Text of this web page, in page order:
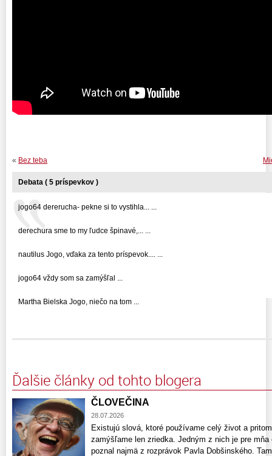
« Bez teba
Debata ( 5 príspevkov )
jogo64 dererucha- pekne si to vystihla... ...
derechura sme to my ľudce špinavé,... ...
nautilus Jogo, vďaka za tento príspevok.... ...
jogo64 vždy som sa zamýšľal ...
Martha Bielska Jogo, niečo na tom ...
Ďalšie články od tohto blogera
ČLOVEČINA
28.07.2026
Existujú slová, ktoré používame celý život a
zamýšľame len zriedka. Jedným z nich je pre
poznal najmä z rozprávok Pavla Dobšinského.